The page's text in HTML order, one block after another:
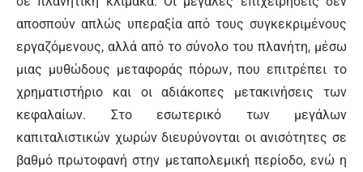
αποσπούν απλώς υπεραξία από τους συγκεκριμένους
εργαζόμενους, αλλά από το σύνολο του πλανήτη, μέσω
μιας μυθώδους μεταφοράς πόρων, που επιτρέπει το
χρηματιστήριο και οι αδιάκοπες μετακινήσεις των
κεφαλαίων. Στο εσωτερικό των μεγάλων
καπιταλιστικών χωρών διευρύνονται οι ανισότητες σε
βαθμό πρωτοφανή στην μεταπολεμική περίοδο, ενώ η